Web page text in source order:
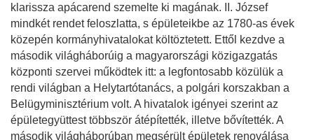
klarissza apácarend szemelte ki magának. II. József
mindkét rendet feloszlatta, s épületeikbe az 1780-as évek
közepén kormányhivatalokat költöztetett. Ettől kezdve a
második világháborúig a magyarországi közigazgatás
központi szervei működtek itt: a legfontosabb közülük a
rendi világban a Helytartótanács, a polgári korszakban a
Belügyminisztérium volt. A hivatalok igényei szerint az
épületegyüttest többször átépítették, illetve bővítették. A
második világháborúban megsérült épületek renoválása